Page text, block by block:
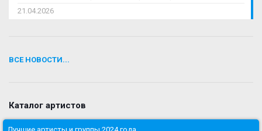
21.04.2026
ВСЕ НОВОСТИ...
Каталог артистов